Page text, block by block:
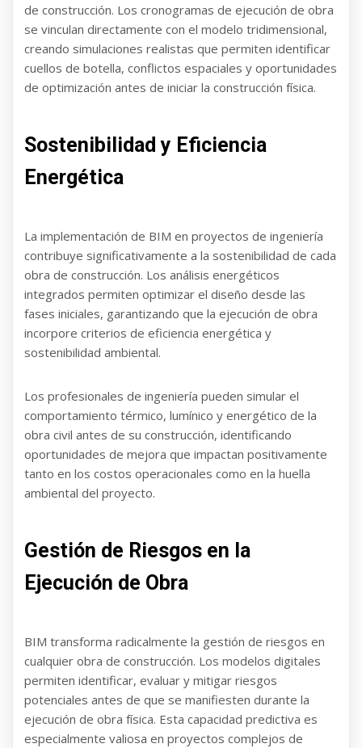
de construcción. Los cronogramas de ejecución de obra
se vinculan directamente con el modelo tridimensional,
creando simulaciones realistas que permiten identificar
cuellos de botella, conflictos espaciales y oportunidades
de optimización antes de iniciar la construcción física.
Sostenibilidad y Eficiencia
Energética
La implementación de BIM en proyectos de ingeniería
contribuye significativamente a la sostenibilidad de cada
obra de construcción. Los análisis energéticos
integrados permiten optimizar el diseño desde las
fases iniciales, garantizando que la ejecución de obra
incorpore criterios de eficiencia energética y
sostenibilidad ambiental.
Los profesionales de ingeniería pueden simular el
comportamiento térmico, lumínico y energético de la
obra civil antes de su construcción, identificando
oportunidades de mejora que impactan positivamente
tanto en los costos operacionales como en la huella
ambiental del proyecto.
Gestión de Riesgos en la
Ejecución de Obra
BIM transforma radicalmente la gestión de riesgos en
cualquier obra de construcción. Los modelos digitales
permiten identificar, evaluar y mitigar riesgos
potenciales antes de que se manifiesten durante la
ejecución de obra física. Esta capacidad predictiva es
especialmente valiosa en proyectos complejos de